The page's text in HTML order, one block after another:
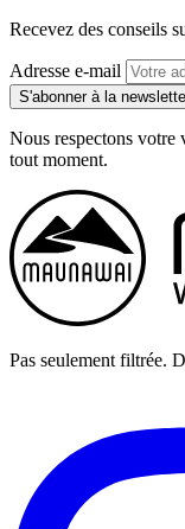
Recevez des conseils
Adresse e-mail
S'abonner à la
Nous respectons votre
tout moment.
Pas seulement filtrée.